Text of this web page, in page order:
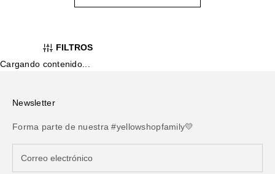
FILTROS
Cargando contenido...
Newsletter
Forma parte de nuestra #yellowshopfamily💛